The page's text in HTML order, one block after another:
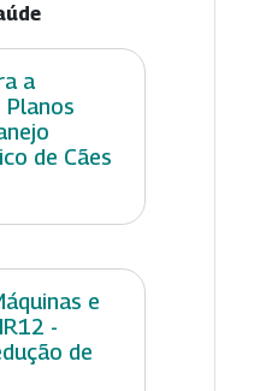
a
Planos
de Cães
e
-
de